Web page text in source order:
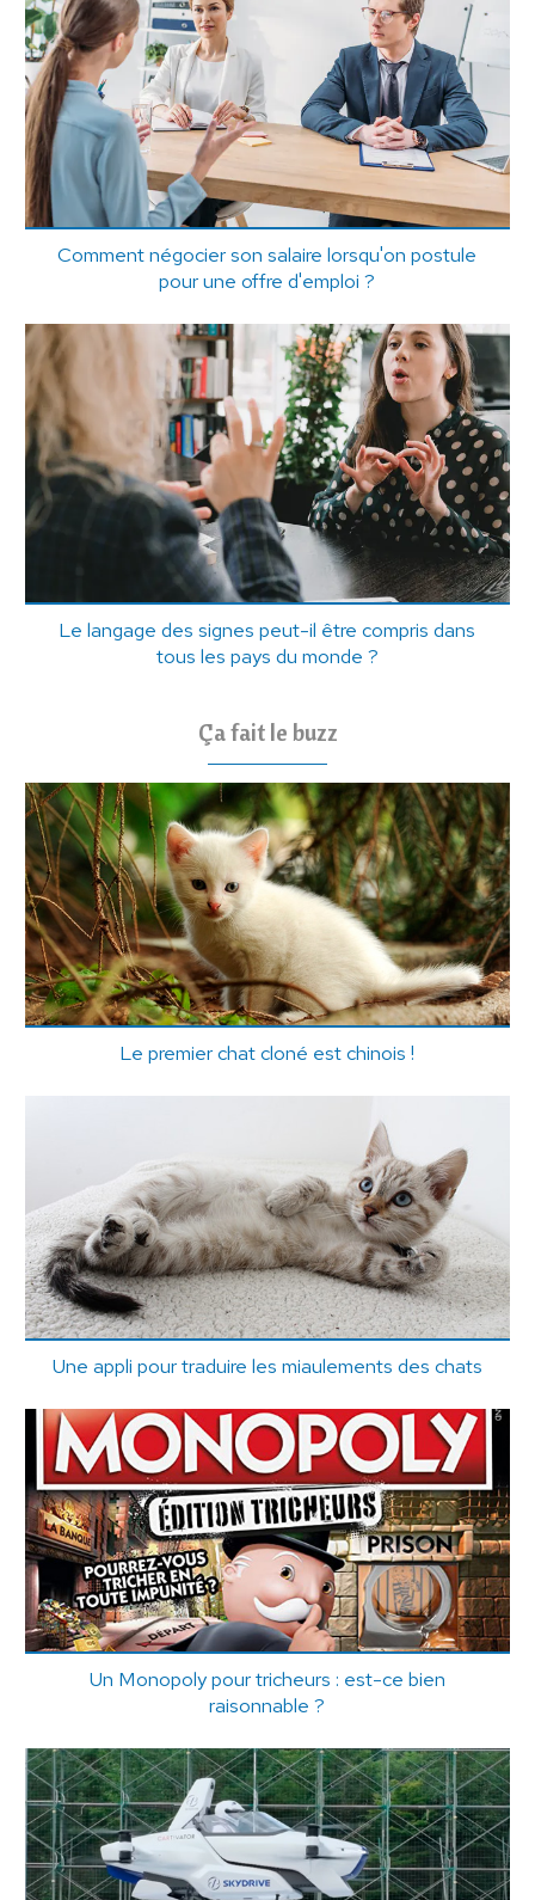
Comment négocier son salaire lorsqu'on postule
pour une offre d'emploi ?
Le langage des signes peut-il être compris dans
tous les pays du monde ?
Ça fait le buzz
Le premier chat cloné est chinois !
Une appli pour traduire les miaulements des chats
Un Monopoly pour tricheurs : est-ce bien
raisonnable ?